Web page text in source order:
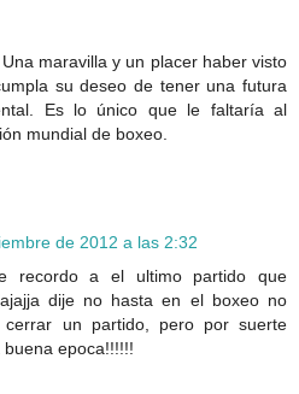
maravilla y un placer haber visto
su deseo de tener una futura
Es lo único que le faltaría al
mundial de boxeo.
de 2012 a las 2:32
recordo a el ultimo partido que
dije no hasta en el boxeo no
cerrar un partido, pero por suerte
epoca!!!!!!